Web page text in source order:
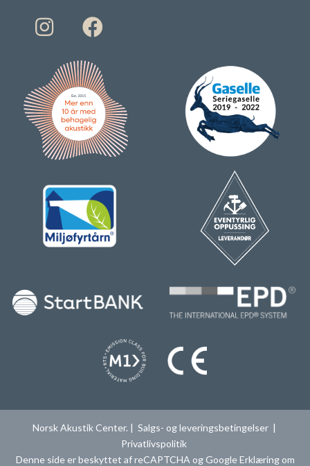
Norsk Akustik Center. | Salgs- og leveringsbetingelser|
Privatlivspolitik
Denne side er beskyttet af reCAPTCHA og GoogleErklæring om